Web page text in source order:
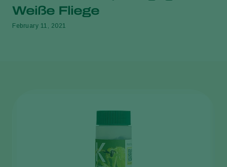
Weiße Fliege
February 11, 2021